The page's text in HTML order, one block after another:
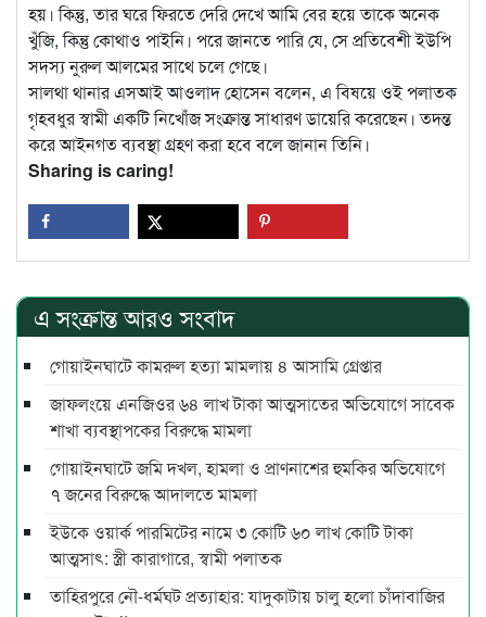
হয়। কিন্তু, তার ঘরে ফিরতে দেরি দেখে আমি বের হয়ে তাকে অনেক
খুঁজি, কিন্তু কোথাও পাইনি। পরে জানতে পারি যে, সে প্রতিবেশী ইউপি
সদস্য নুরুল আলমের সাথে চলে গেছে।
সালথা থানার এসআই আওলাদ হোসেন বলেন, এ বিষয়ে ওই পলাতক
গৃহবধুর স্বামী একটি নিখোঁজ সংক্রান্ত সাধারণ ডায়েরি করেছেন। তদন্ত
করে আইনগত ব্যবস্থা গ্রহণ করা হবে বলে জানান তিনি।
Sharing is caring!
এ সংক্রান্ত আরও সংবাদ
গোয়াইনঘাটে কামরুল হত্যা মামলায় ৪ আসামি গ্রেপ্তার
জাফলংয়ে এনজিওর ৬৪ লাখ টাকা আত্মসাতের অভিযোগে সাবেক
শাখা ব্যবস্থাপকের বিরুদ্ধে মামলা
গোয়াইনঘাটে জমি দখল, হামলা ও প্রাণনাশের হুমকির অভিযোগে
৭ জনের বিরুদ্ধে আদালতে মামলা
ইউকে ওয়ার্ক পারমিটের নামে ৩ কোটি ৬০ লাখ কোটি টাকা
আত্মসাৎ: স্ত্রী কারাগারে, স্বামী পলাতক
তাহিরপুরে নৌ-ধর্মঘট প্রত্যাহার: যাদুকাটায় চালু হলো চাঁদাবাজির